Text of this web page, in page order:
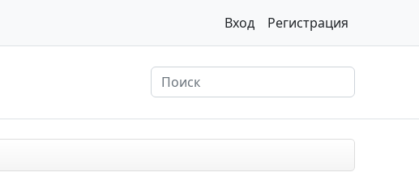
Вход Регистрация